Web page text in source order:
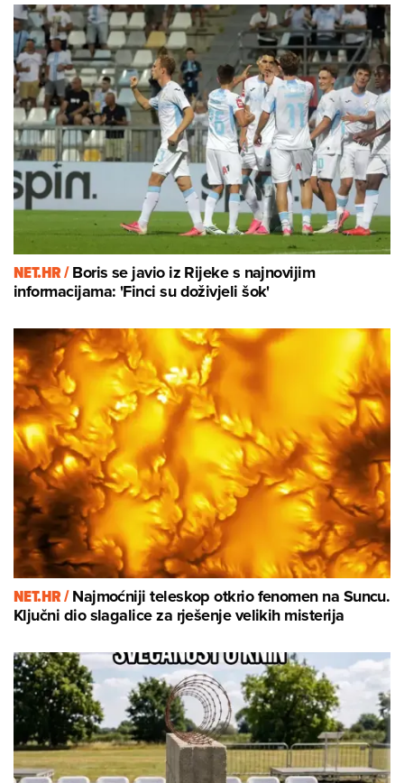
NET.HR /Boris se javio iz Rijeke s najnovijim
informacijama: 'Finci su doživjeli šok'
NET.HR /Najmoćniji teleskop otkrio fenomen na Suncu.
Ključni dio slagalice za rješenje velikih misterija